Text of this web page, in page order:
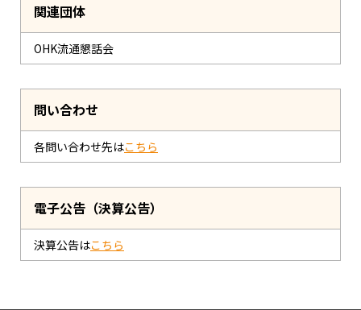
関連団体
OHK流通懇話会
問い合わせ
各問い合わせ先はこちら
電子公告（決算公告）
決算公告はこちら